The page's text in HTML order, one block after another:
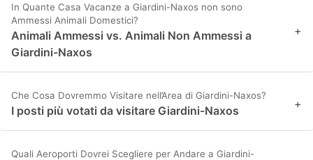
In Quante Casa Vacanze a Giardini-Naxos non sono
Ammessi Animali Domestici?
Animali Ammessi vs. Animali Non Ammessi a
Giardini-Naxos
+
Che Cosa Dovremmo Visitare nell’Area di Giardini-Naxos?
I posti più votati da visitare Giardini-Naxos +
Quali Aeroporti Dovrei Scegliere per Andare a Giardini-